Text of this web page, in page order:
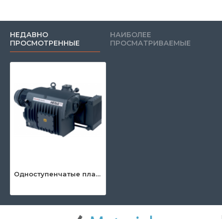
НЕДАВНО
ПРОСМОТРЕННЫЕ
НАИБОЛЕЕ
ПРОСМАТРИВАЕМЫЕ
Одноступенчатые пластинчато-роторные насосы Pfeiffer Vacuum Hena, серия HenaLine™